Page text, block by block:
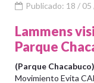
Publicado: 18 /
Lammens
Parque
(Parque Chacabuco)
Movimiento Evita